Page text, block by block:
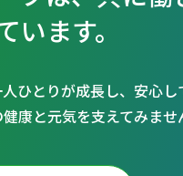
います。
ひとりが成長し、安心し
康と元気を支えてみませ